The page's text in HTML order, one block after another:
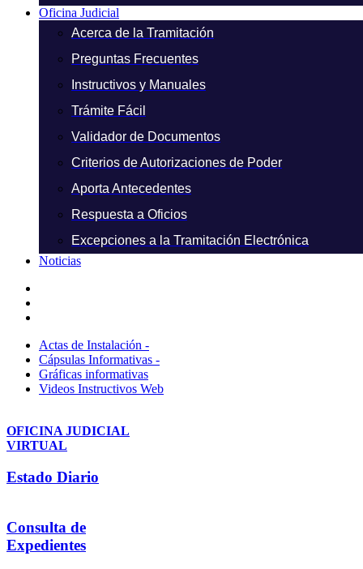
Oficina Judicial
Acerca de la Tramitación
Preguntas Frecuentes
Instructivos y Manuales
Trámite Fácil
Validador de Documentos
Criterios de Autorizaciones de Poder
Aporta Antecedentes
Respuesta a Oficios
Excepciones a la Tramitación Electrónica
Noticias
Actas de Instalación -
Cápsulas Informativas -
Gráficas informativas
Videos Instructivos Web
OFICINA JUDICIAL
VIRTUAL
Estado Diario
Consulta de
Expedientes